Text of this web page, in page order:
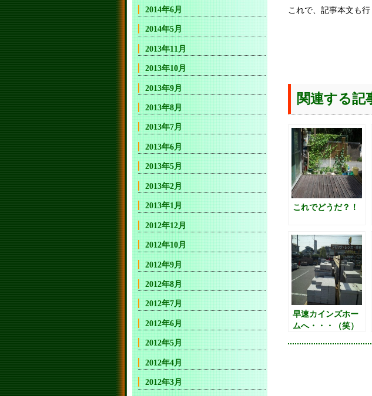
これで、記事本文も行
関連する記
これでどうだ？！
早速カインズホー
ムへ・・・（笑）
2014年6月
2014年5月
2013年11月
2013年10月
2013年9月
2013年8月
2013年7月
2013年6月
2013年5月
2013年2月
2013年1月
2012年12月
2012年10月
2012年9月
2012年8月
2012年7月
2012年6月
2012年5月
2012年4月
2012年3月